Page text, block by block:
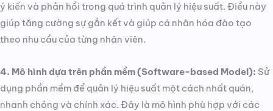
ý kiến và phản hồi trong quá trình quản lý hiệu suất. Điều này
giúp tăng cường sự gắn kết và giúp cá nhân hóa đào tạo
theo nhu cầu của từng nhân viên.
4. Mô hình dựa trên phần mềm (Software-based Model): Sử
dụng phần mềm để quản lý hiệu suất một cách nhất quán,
nhanh chóng và chính xác. Đây là mô hình phù hợp với các